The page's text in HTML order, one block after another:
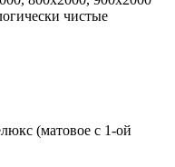
чистые
(матовое с 1-ой